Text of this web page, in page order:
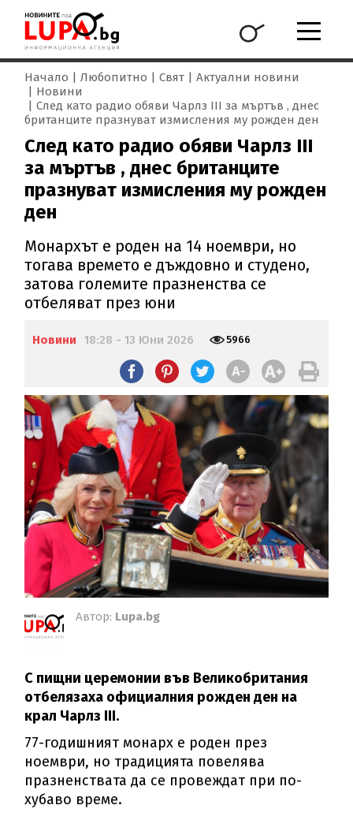
Начало Любопитно Свят
Актуални новини
Новини
След като радио обяви Чарлз III за мъртъв , днес
британците празнуват измисления му рожден ден
След като радио обяви Чарлз III
за мъртъв , днес британците
празнуват измисления му рожден
ден
Монархът е роден на 14 ноември, но
тогава времето е дъждовно и студено,
затова големите празненства се
отбеляват през юни
Новини 18:28 - 13 Юни 2026 5966
Автор: Lupa.bg
С пищни церемонии във Великобритания
отбелязаха официалния рожден ден на
крал Чарлз III.
77-годишният монарх е роден през
ноември, но традицията повелява
празненствата да се провеждат при по-
хубаво време.